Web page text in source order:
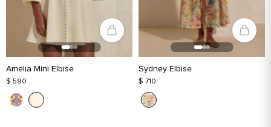
Amelia Mini Elbise
$ 590
Sydney Elbise
$ 710